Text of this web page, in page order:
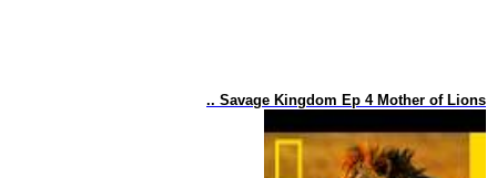
.. Savage Kingdom Ep 4 Mother of Lions